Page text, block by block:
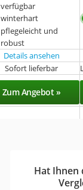
verfügbar
winterhart
pflegeleicht und
robust
Details ansehen
Sofort lieferbar
Zum Angebot »
Hat Ihnen